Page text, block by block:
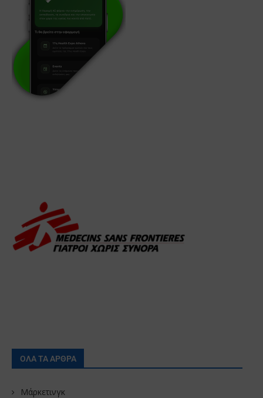
ΟΛΑ ΤΑ ΑΡΘΡΑ
Μάρκετινγκ